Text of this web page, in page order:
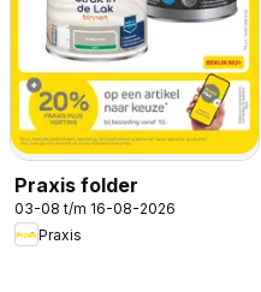
Praxis folder
03-08 t/m 16-08-2026
Praxis